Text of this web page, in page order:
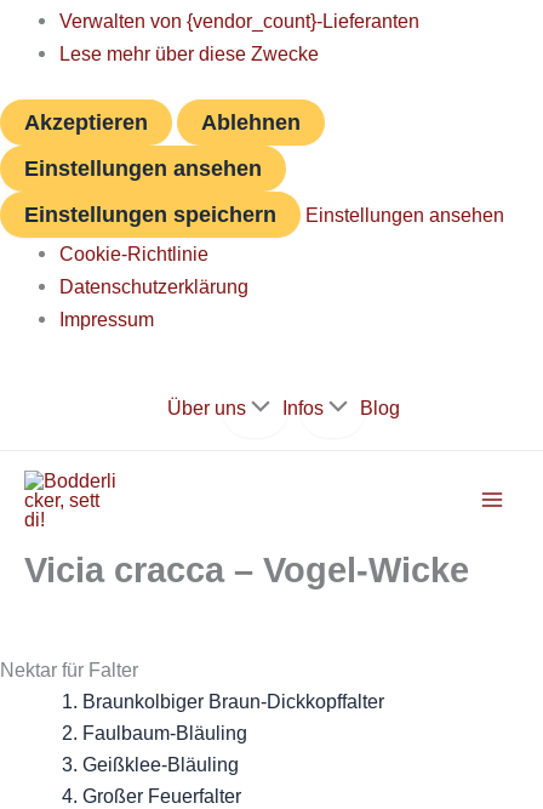
Verwalten von {vendor_count}-Lieferanten
Lese mehr über diese Zwecke
Akzeptieren
Ablehnen
Einstellungen ansehen
Einstellungen speichern
Einstellungen ansehen
Cookie-Richtlinie
Datenschutzerklärung
Impressum
Über uns Infos Blog
Vicia cracca – Vogel-Wicke
Nektar für Falter
Braunkolbiger Braun-Dickkopffalter
Faulbaum-Bläuling
Geißklee-Bläuling
Großer Feuerfalter